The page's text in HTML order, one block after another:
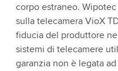
corpo estraneo.
sulla telecamera VioX
fiducia del produttore
sistemi di telecamere
garanzia non è legata